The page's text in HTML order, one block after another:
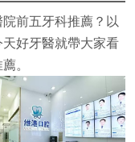
前五牙科推薦？以
天好牙醫就帶大家看
。